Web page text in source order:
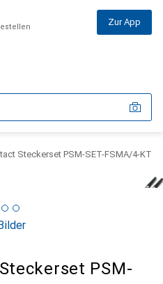
Zur App
Steckerset PSM-SET-FSMA/4-KT
Steckerset PSM-